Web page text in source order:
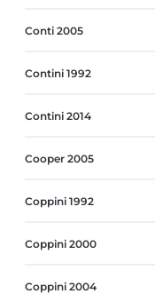
Conti 2005
Contini 1992
Contini 2014
Cooper 2005
Coppini 1992
Coppini 2000
Coppini 2004